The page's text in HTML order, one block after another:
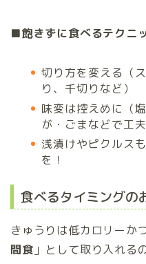
■飽きずに食べるテクニ
切り方を変える（
り、千切りなど）
味変は控えめに（
が・ごまなどで工夫
浅漬けやピクルス
を！
食べるタイミングの
きゅうりは低カロリーか
間食 」として取り入れる